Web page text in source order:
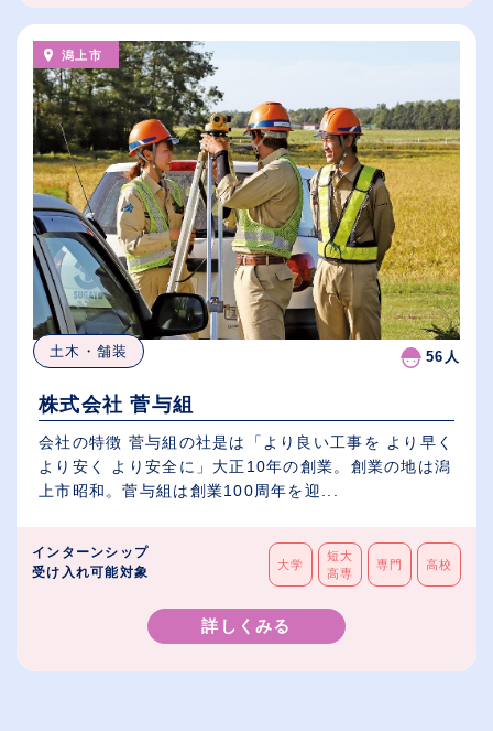
潟上市
土木・舗装 56人
株式会社 菅与組
会社の特徴 菅与組の社是は「より良い工事を より早く
より安く より安全に」大正10年の創業。創業の地は潟
上市昭和。菅与組は創業100周年を迎...
インターンシップ
受け入れ可能対象
大学
短大
高専
専門 高校
詳しくみる